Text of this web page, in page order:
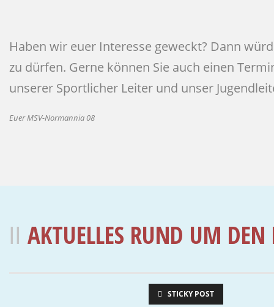
Haben wir euer Interesse geweckt? Dann
zu dürfen. Gerne können Sie auch einen
unserer Sportlicher Leiter und unser
Euer MSV-Normannia 08
AKTUELLES RUND UM
STICKY POST